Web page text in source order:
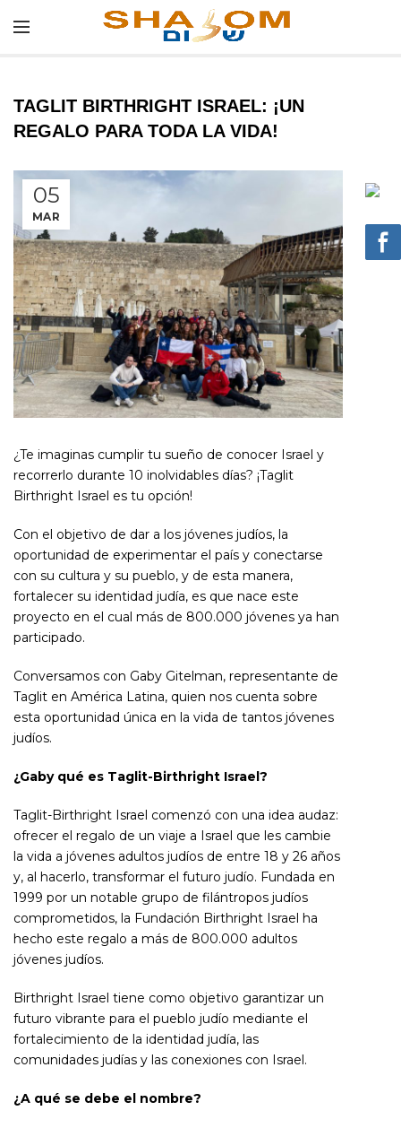
TAGLIT BIRTHRIGHT ISRAEL: ¡UN
REGALO PARA TODA LA VIDA!
05
MAR
¿Te imaginas cumplir tu sueño de conocer Israel y
recorrerlo durante 10 inolvidables días? ¡Taglit
Birthright Israel es tu opción!
Con el objetivo de dar a los jóvenes judíos, la
oportunidad de experimentar el país y conectarse
con su cultura y su pueblo, y de esta manera,
fortalecer su identidad judía, es que nace este
proyecto en el cual más de 800.000 jóvenes ya han
participado.
Conversamos con Gaby Gitelman, representante de
Taglit en América Latina, quien nos cuenta sobre
esta oportunidad única en la vida de tantos jóvenes
judíos.
¿Gaby qué es Taglit-Birthright Israel?
Taglit-Birthright Israel comenzó con una idea audaz:
ofrecer el regalo de un viaje a Israel que les cambie
la vida a jóvenes adultos judíos de entre 18 y 26 años
y, al hacerlo, transformar el futuro judío. Fundada en
1999 por un notable grupo de filántropos judíos
comprometidos, la Fundación Birthright Israel ha
hecho este regalo a más de 800.000 adultos
jóvenes judíos.
Birthright Israel tiene como objetivo garantizar un
futuro vibrante para el pueblo judío mediante el
fortalecimiento de la identidad judía, las
comunidades judías y las conexiones con Israel.
¿A qué se debe el nombre?